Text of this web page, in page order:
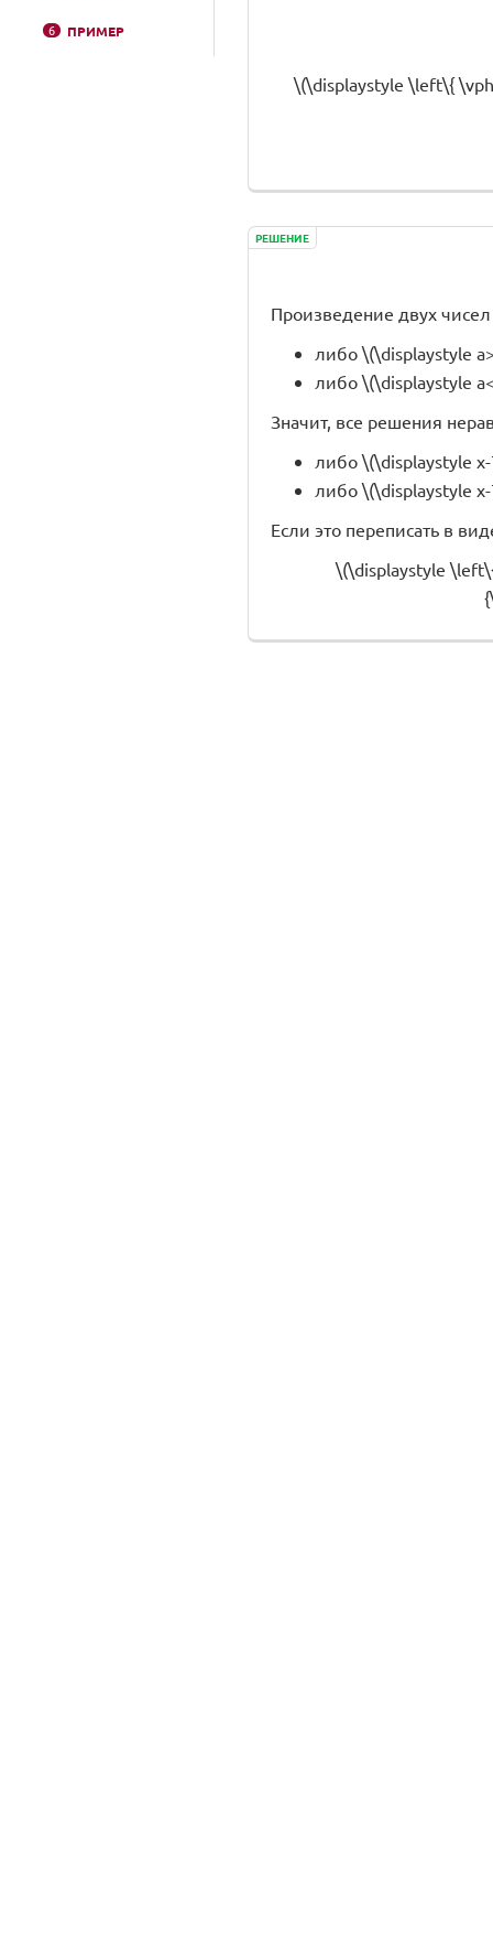
6 ПРИМЕР
\(\displaystyle \left\{
РЕШЕНИЕ
Произведение двух
либо \(\displaystyle
либо \(\displaystyle
Значит, все решения
либо \(\displaystyle
либо \(\displaystyle
Если это переписать в
\(\displaystyle